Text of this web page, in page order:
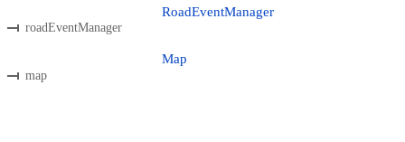
roadEventManager
RoadEventManager
map
Map